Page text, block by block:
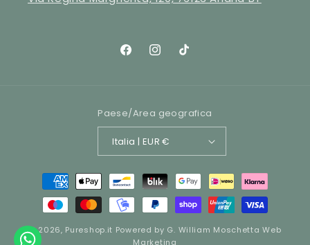
FacebookInstagram
TikTok
Paese/Area geografica
Italia | EUR €
Metodi
pagamento
© 2026, Pureshop.it Powered by G. William Moschetta Web
Marketing